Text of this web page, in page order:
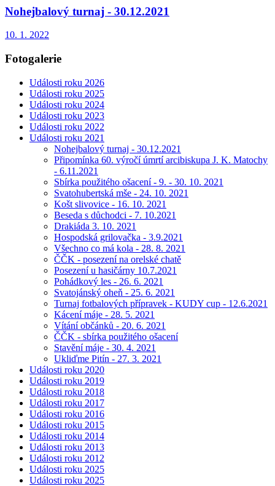
Nohejbalový turnaj - 30.12.2021
10. 1. 2022
Fotogalerie
Události roku 2026
Události roku 2025
Události roku 2024
Události roku 2023
Události roku 2022
Události roku 2021
Nohejbalový turnaj - 30.12.2021
Připomínka 60. výročí úmrtí arcibiskupa J. K. Matochy
- 6.11.2021
Sbírka použitého ošacení - 9. - 30. 10. 2021
Svatohubertská mše - 24. 10. 2021
Košt slivovice - 16. 10. 2021
Beseda s důchodci - 7. 10.2021
Drakiáda 3. 10. 2021
Hospodská grilovačka - 3.9.2021
Všechno co má kola - 28. 8. 2021
ČČK - posezení na orelské chatě
Posezení u hasičárny 10.7.2021
Pohádkový les - 26. 6. 2021
Svatojánský oheň - 25. 6. 2021
Turnaj fotbalových přípravek - KUDY cup - 12.6.2021
Kácení máje - 28. 5. 2021
Vítání občánků - 20. 6. 2021
ČČK - sbírka použitého ošacení
Stavění máje - 30. 4. 2021
Ukliďme Pitín - 27. 3. 2021
Události roku 2020
Události roku 2019
Události roku 2018
Události roku 2017
Události roku 2016
Události roku 2015
Události roku 2014
Události roku 2013
Události roku 2012
Události roku 2025
Události roku 2025